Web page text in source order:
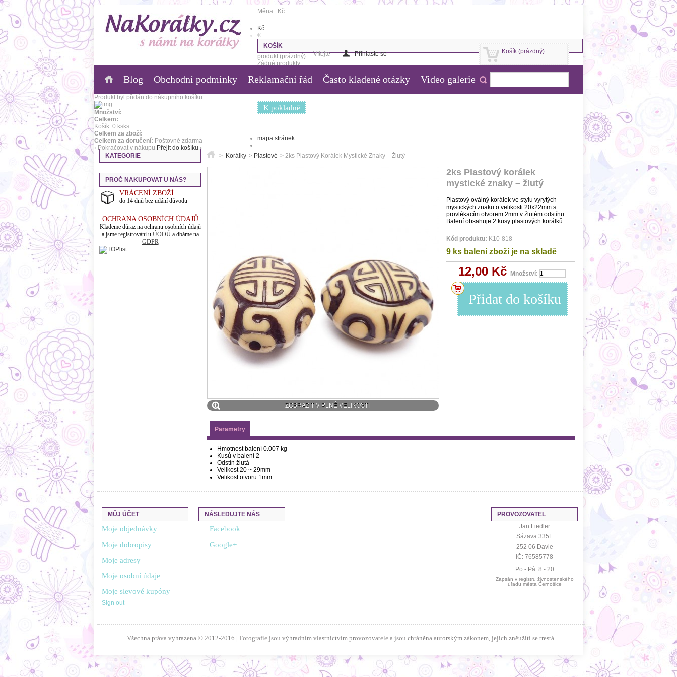
Měna : Kč
Kč
€
Košík (prázdný)
Vítejte Přihlaste se
KOŠÍK
produkt (prázdný)
Žádné produkty
0,00 Kč Poštovné
K pokladně
mapa stránek
Blog Obchodní podmínky Reklamační řád Často kladené otázky Video galerie
Produkt byl přidán do nákupního košíku
Množství:
Celkem:
Košík: 0 ksks
Celkem za zboží:
Celkem za doručení: Poštovné zdarma
‹ Pokračovat v nákupu Přejít do košíku ›
KATEGORIE
PROČ NAKUPOVAT U NÁS?
VRÁCENÍ ZBOŽÍ
do 14 dnů bez udání důvodu
OCHRANA OSOBNÍCH ÚDAJŮ
Klademe důraz na ochranu osobních údajů
a jsme registrováni u ÚOOÚa dbáme na
GDPR
> Korálky > Plastové > 2ks Plastový Korálek Mystické Znaky – Žlutý
ZOBRAZIT V PLNÉ VELIKOSTI
2ks Plastový korálek
mystické znaky – žlutý
Plastový oválný korálek ve stylu vyrytých
mystických znaků o velikosti 20x22mm s
provlékacím otvorem 2mm v žlutém odstínu.
Balení obsahuje 2 kusy plastových korálků.
Kód produktu: K10-818
9 ks balení zboží je na skladě
12,00 Kč Množství:
Parametry
Hmotnost balení 0.007 kg
Kusů v balení 2
Odstín žlutá
Velikost20 ~ 29mm
Velikost otvoru 1mm
MŮJ ÚČET
Moje objednávky
Moje dobropisy
Moje adresy
Moje osobní údaje
Moje slevové kupóny
Sign out
NÁSLEDUJTE NÁS
Facebook
Google+
PROVOZOVATEL
Jan Fiedler
Sázava 335E
252 06 Davle
IČ: 76585778
Po - Pá: 8 - 20
Zapsán v registru živnostenského
úřadu města Černošice
Všechna práva vyhrazena © 2012-2016 | Fotografie jsou výhradním vlastnictvím provozovatele a jsou chráněna autorským zákonem, jejich zněužití se trestá.